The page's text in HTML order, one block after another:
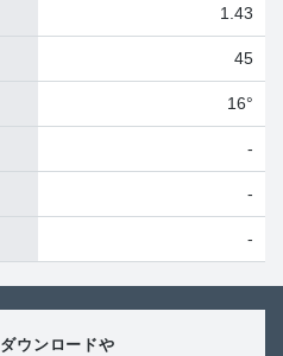
1.43
45
16°
-
-
-
ウンロードや